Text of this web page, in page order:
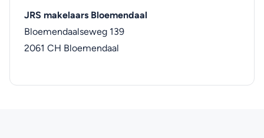
JRS makelaars Bloemendaal
Bloemendaalseweg 139
2061 CH Bloemendaal